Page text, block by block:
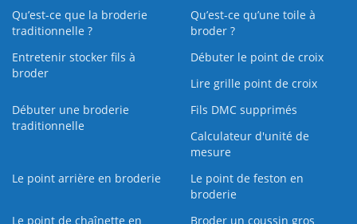
Qu’est-ce que la broderie
traditionnelle ?
Qu’est‑ce qu’une toile à
broder ?
Entretenir stocker fils à
broder
Débuter le point de croix
Lire grille point de croix
Débuter une broderie
traditionnelle
Fils DMC supprimés
Calculateur d'unité de
mesure
Le point arrière en broderie
Le point de feston en
broderie
Le point de chaînette en
Broder un coussin gros